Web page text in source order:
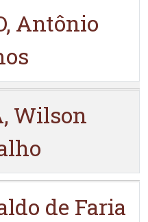
Antônio
Wilson
de Faria